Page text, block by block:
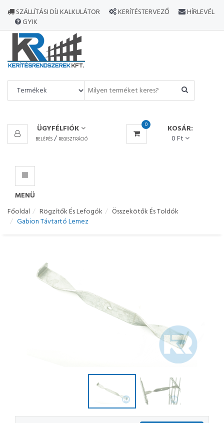
SZÁLLÍTÁSI DÍJ KALKULÁTOR KERÍTÉSTERVEZŐ
HÍRLEVÉL
GYIK
ÜGYFÉLFIÓK
BELÉPÉS/ REGISZTRÁCIÓ
0
KOSÁR:
0 Ft
MENÜ
MINDEN
TERMÉK
MENÜ
Főoldal Rögzítők És Lefogók
Összekötők És Toldók
Gabion Távtartó Lemez